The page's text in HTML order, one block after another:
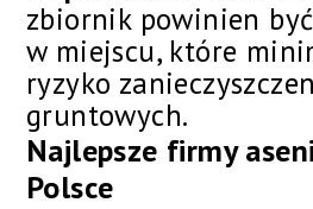
zbiornik powinien
w miejscu, które
ryzyko
gruntowych.
Najlepsze firmy
Polsce